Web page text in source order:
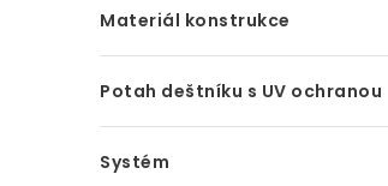
Materiál konstrukce
Potah deštníku s UV ochranou
Systém